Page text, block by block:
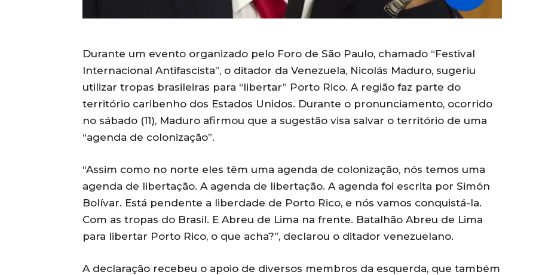
Durante um evento organizado pelo Foro de São Paulo, chamado “Festival
Internacional Antifascista”, o ditador da Venezuela, Nicolás Maduro, sugeriu
utilizar tropas brasileiras para “libertar” Porto Rico. A região faz parte do
território caribenho dos Estados Unidos. Durante o pronunciamento, ocorrido
no sábado (11), Maduro afirmou que a sugestão visa salvar o território de uma
“agenda de colonização”.
“Assim como no norte eles têm uma agenda de colonização, nós temos uma
agenda de libertação. A agenda de libertação. A agenda foi escrita por Simón
Bolívar. Está pendente a liberdade de Porto Rico, e nós vamos conquistá-la.
Com as tropas do Brasil. E Abreu de Lima na frente. Batalhão Abreu de Lima
para libertar Porto Rico, o que acha?”, declarou o ditador venezuelano.
A declaração recebeu o apoio de diversos membros da esquerda, que também